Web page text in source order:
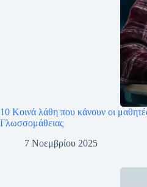
10 Κοινά λάθη που κάνουν οι
Γλωσσομάθειας
7 Νοεμβρίου 2025